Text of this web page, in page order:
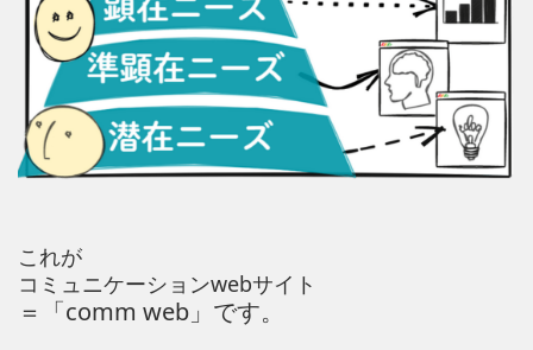
これが
コミュニケーションwebサイト
＝「comm web」です。